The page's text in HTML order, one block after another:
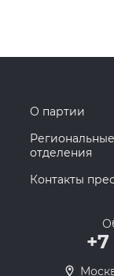
О партии
Региональные
отделения
Контакты